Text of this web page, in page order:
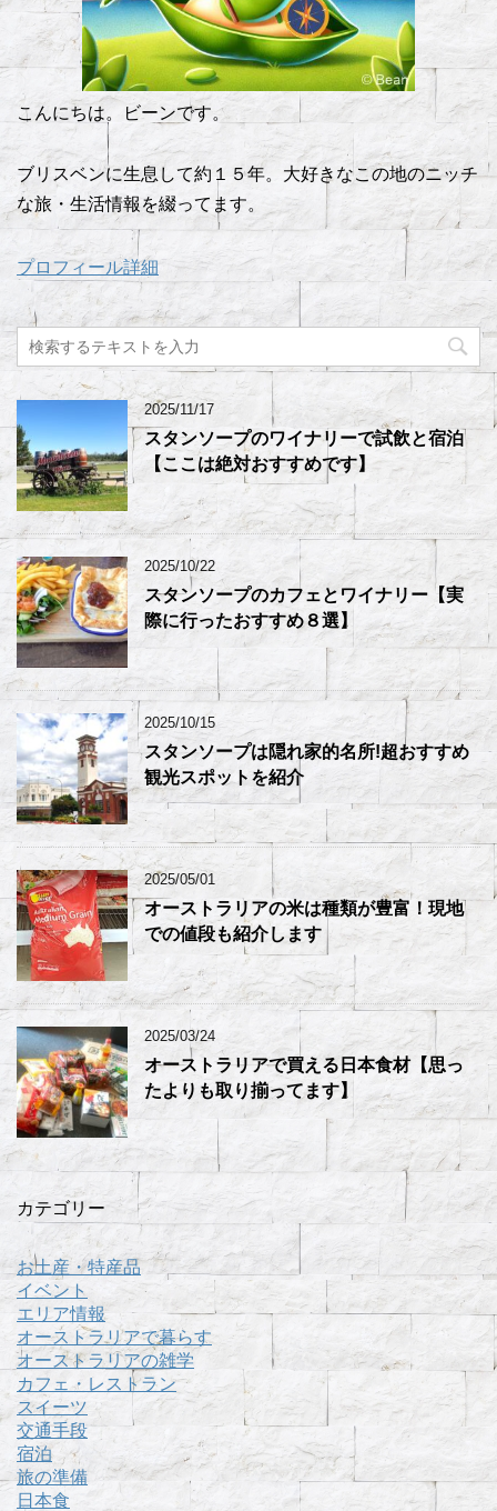
こんにちは。ビーンです。
ブリスベンに生息して約１５年。大好きなこの地のニッチ
な旅・生活情報を綴ってます。
プロフィール詳細
2025/11/17
スタンソープのワイナリーで試飲と宿泊
【ここは絶対おすすめです】
2025/10/22
スタンソープのカフェとワイナリー【実
際に行ったおすすめ８選】
2025/10/15
スタンソープは隠れ家的名所!超おすすめ
観光スポットを紹介
2025/05/01
オーストラリアの米は種類が豊富！現地
での値段も紹介します
2025/03/24
オーストラリアで買える日本食材【思っ
たよりも取り揃ってます】
カテゴリー
お土産・特産品
イベント
エリア情報
オーストラリアで暮らす
オーストラリアの雑学
カフェ・レストラン
スイーツ
交通手段
宿泊
旅の準備
日本食